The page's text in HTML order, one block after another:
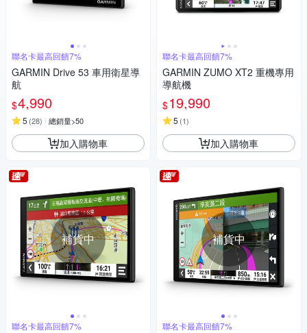
聯名卡最高回饋7%
GARMIN Drive 53 車用衛星導
航
$4,990
5 (28) 總銷量>50
加入購物車
補貨中
聯名卡最高回饋7%
聯名卡最高回饋7%
GARMIN ZUMO XT2 重機專用
導航機
$19,990
5 (1)
加入購物車
補貨中
聯名卡最高回饋7%